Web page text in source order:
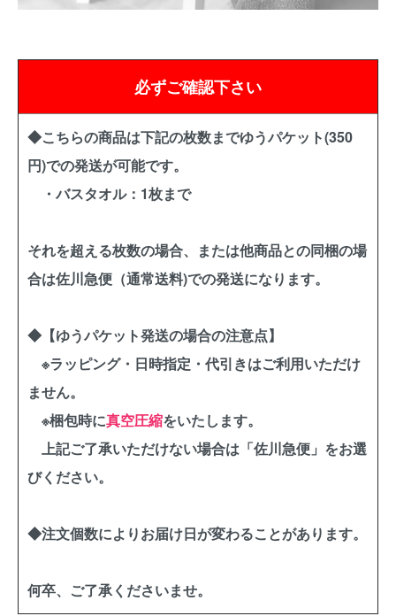
必ずご確認下さい
◆こちらの商品は下記の枚数までゆうパケット(350
円)での発送が可能です。
・バスタオル：1枚まで
それを超える枚数の場合、または他商品との同梱の場
合は佐川急便（通常送料)での発送になります。
◆【ゆうパケット発送の場合の注意点】
※ラッピング・日時指定・代引きはご利用いただけ
ません。
※梱包時に真空圧縮をいたします。
上記ご了承いただけない場合は「佐川急便」をお選
びください。
◆注文個数によりお届け日が変わることがあります。
何卒、ご了承くださいませ。